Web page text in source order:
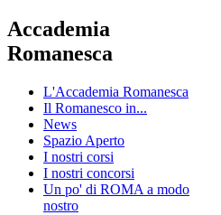
Accademia
Romanesca
L'Accademia Romanesca
Il Romanesco in...
News
Spazio Aperto
I nostri corsi
I nostri concorsi
Un po' di ROMA a modo
nostro